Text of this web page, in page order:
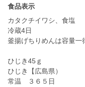
食品表示
カタクチイワシ、食塩
冷蔵4日
釜揚げちりめんは容
ひじき45ｇ
ひじき【広島県）
常温 ３６５日